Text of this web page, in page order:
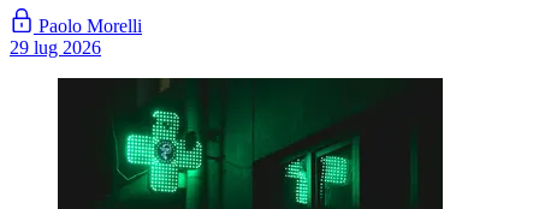
Paolo Morelli
29 lug 2026